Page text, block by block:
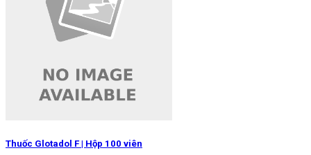
Thuốc Glotadol F | Hộp 100 viên